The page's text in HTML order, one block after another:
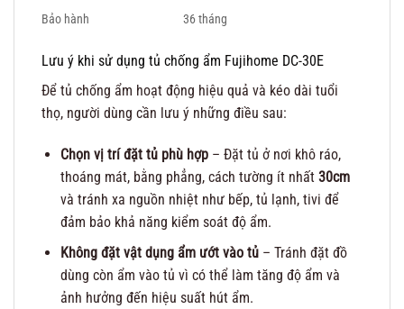
Bảo hành 36 tháng
Lưu ý khi sử dụng tủ chống ẩm Fujihome DC-30E
Để tủ chống ẩm hoạt động hiệu quả và kéo dài tuổi
thọ, người dùng cần lưu ý những điều sau:
Chọn vị trí đặt tủ phù hợp– Đặt tủ ở nơi khô ráo,
thoáng mát, bằng phẳng, cách tường ít nhất 30cm
và tránh xa nguồn nhiệt như bếp, tủ lạnh, tivi để
đảm bảo khả năng kiểm soát độ ẩm.
Không đặt vật dụng ẩm ướt vào tủ– Tránh đặt đồ
dùng còn ẩm vào tủ vì có thể làm tăng độ ẩm và
ảnh hưởng đến hiệu suất hút ẩm.